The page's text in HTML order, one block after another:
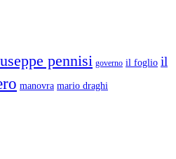
pennisi governo il foglio il
manovra mario draghi